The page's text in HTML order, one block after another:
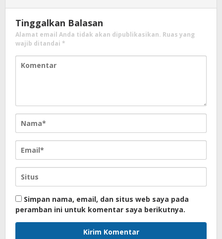
Tinggalkan Balasan
Alamat email Anda tidak akan dipublikasikan. Ruas yang
wajib ditandai *
Simpan nama, email, dan situs web saya pada
peramban ini untuk komentar saya berikutnya.